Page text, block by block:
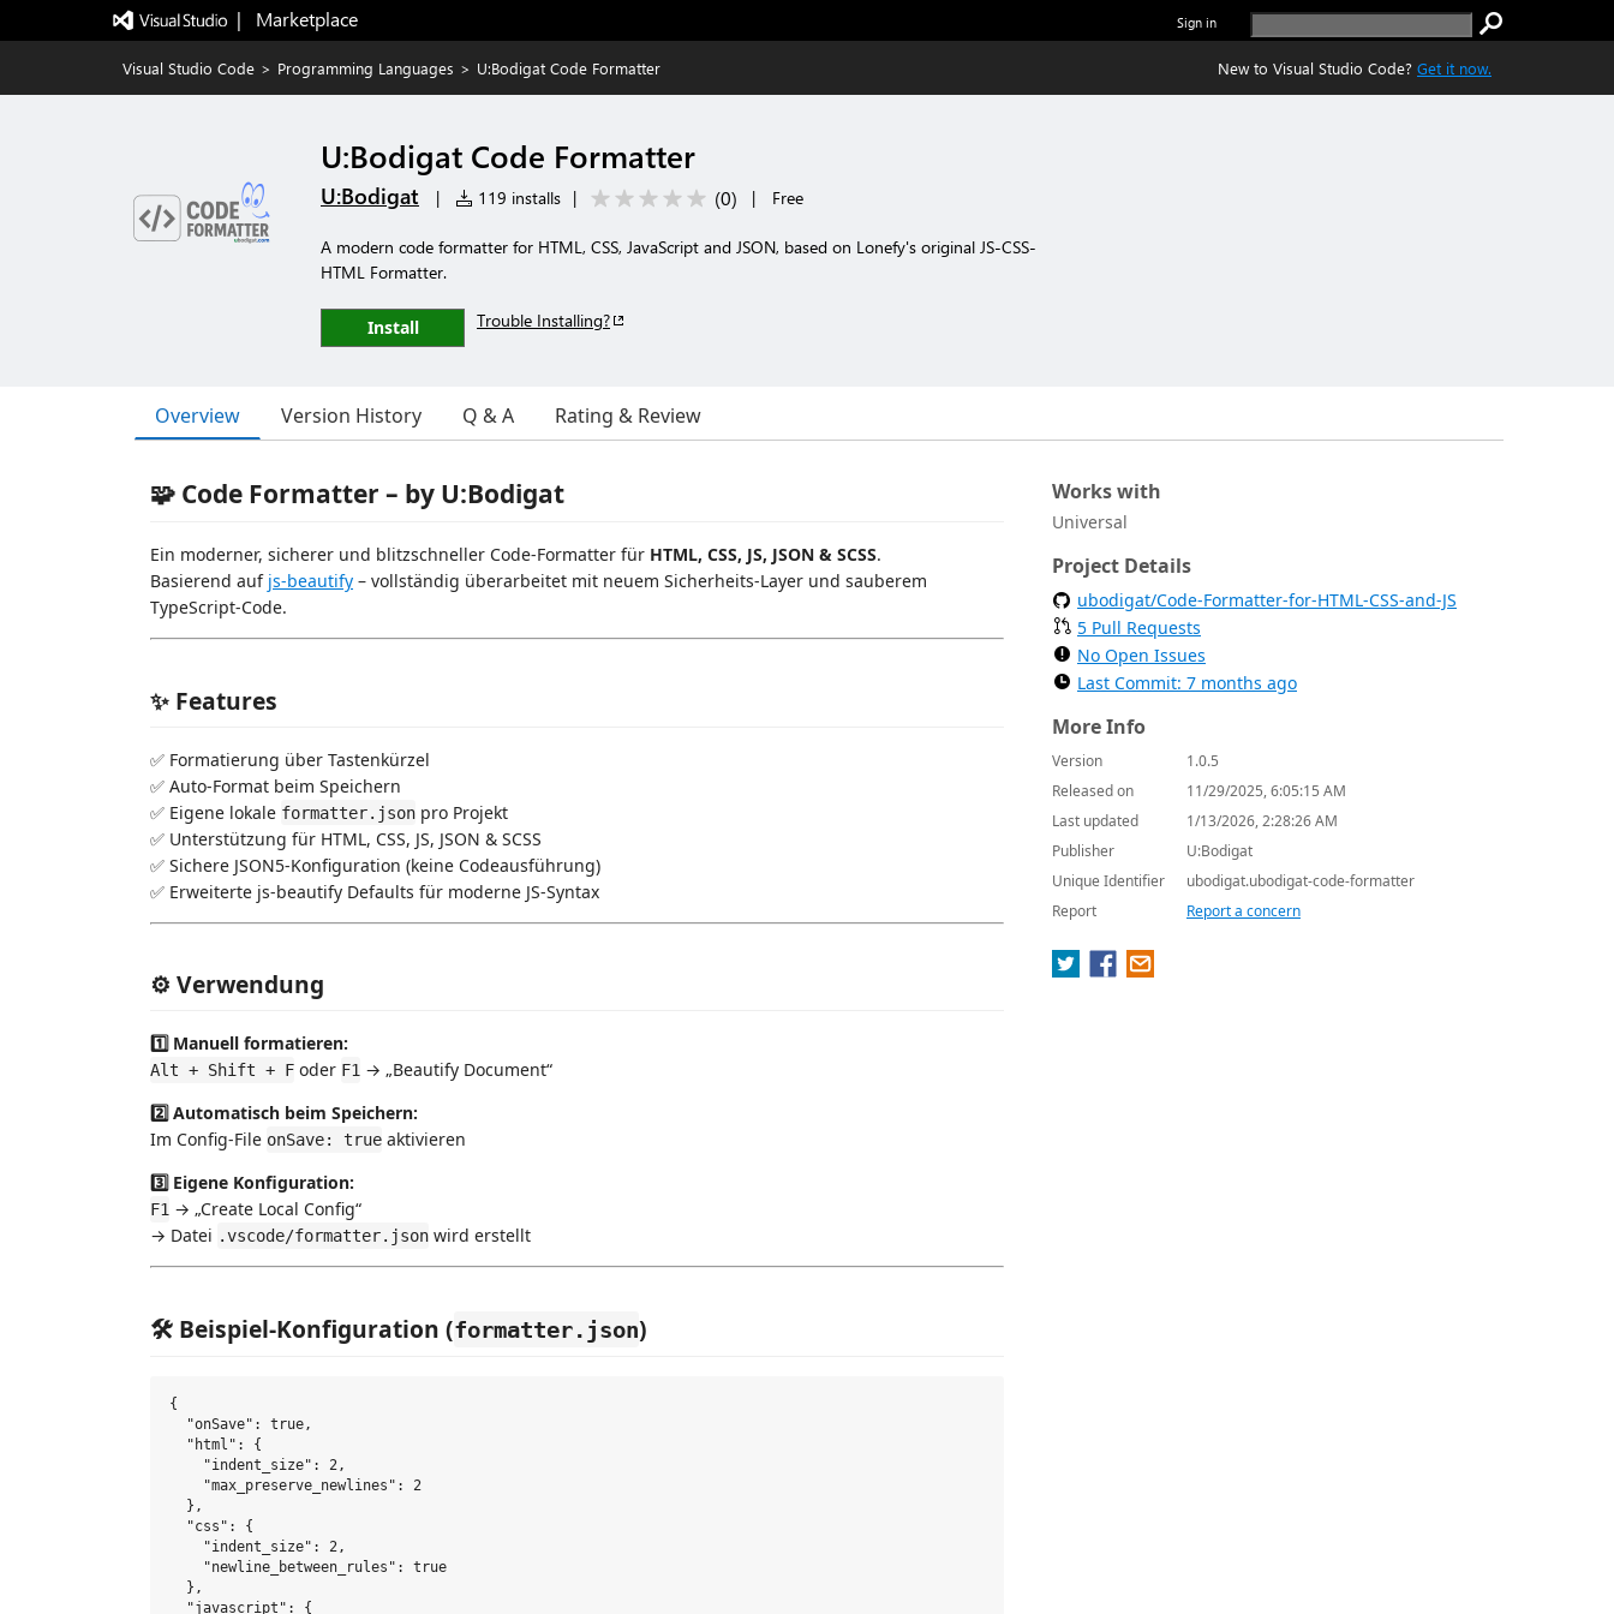
|   Marketplace Sign in
Visual Studio Code > Programming Languages > U:Bodigat Code Formatter New to Visual Studio Code? Get it now.
U:Bodigat Code Formatter
U:Bodigat | 119 installs | (0) | Free
A modern code formatter for HTML, CSS, JavaScript and JSON, based on Lonefy's original JS-CSS-
HTML Formatter.
Install Trouble Installing?
Overview Version History Q & A Rating & Review
🧩 Code Formatter – by U:Bodigat
Ein moderner, sicherer und blitzschneller Code-Formatter für HTML, CSS, JS, JSON & SCSS.
Basierend auf js-beautify – vollständig überarbeitet mit neuem Sicherheits-Layer und sauberem
TypeScript-Code.
✨ Features
✅ Formatierung über Tastenkürzel
✅ Auto-Format beim Speichern
✅ Eigene lokale formatter.json pro Projekt
✅ Unterstützung für HTML, CSS, JS, JSON & SCSS
✅ Sichere JSON5-Konfiguration (keine Codeausführung)
✅ Erweiterte js-beautify Defaults für moderne JS-Syntax
⚙️ Verwendung
1️⃣ Manuell formatieren:
Alt + Shift + F oder F1 → „Beautify Document“
2️⃣ Automatisch beim Speichern:
Im Config-File onSave: true aktivieren
3️⃣ Eigene Konfiguration:
F1 → „Create Local Config“
→ Datei .vscode/formatter.json wird erstellt
🛠️ Beispiel-Konfiguration (formatter.json)
{
  "onSave": true,
  "html": {
    "indent_size": 2,
    "max_preserve_newlines": 2
  },
  "css": {
    "indent_size": 2,
    "newline_between_rules": true
  },
  "javascript": {
Works with
Universal
Project Details
ubodigat/Code-Formatter-for-HTML-CSS-and-JS
5 Pull Requests
No Open Issues
Last Commit: 7 months ago
More Info
Version
1.0.5
Released on
11/29/2025, 6:05:15 AM
Last updated
1/13/2026, 2:28:26 AM
Publisher
U:Bodigat
Unique Identifier
ubodigat.ubodigat-code-formatter
Report
Report a concern